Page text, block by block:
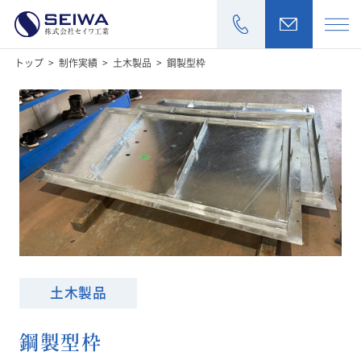
加工商品
製作実績
設備一覧
トップ > 制作実績 > 土木製品 > 鋼製型枠
土木製品
鋼製型枠